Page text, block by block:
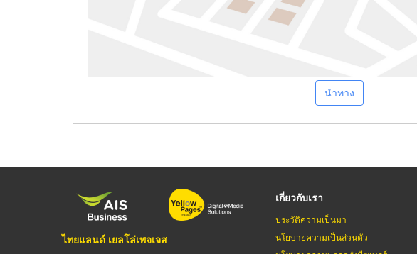
นำทาง
ไทยแลนด์ เยลโล่เพจเจส
เกี่ยวกับเรา
ประวัติความเป็นมา
นโยบายความเป็นส่วนตัว